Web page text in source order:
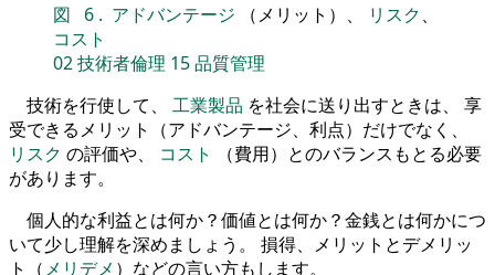
図 6 . アドバンテージ （メリット）、 リスク、
コスト
02技術者倫理 15品質管理
技術を行使して、 工業製品 を社会に送り出すときは、 享
受できるメリット（アドバンテージ、利点）だけでなく、
リスク の評価や、 コスト
（費用）とのバランスもとる必要
があります。
個人的な利益とは何か？価値とは何か？金銭とは何かにつ
いて少し理解を深めましょう。 損得、メリットとデメリッ
ト（メリデメ ）などの言い方もします。